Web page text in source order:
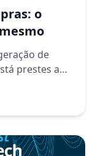
o
de
prestes a
na linha